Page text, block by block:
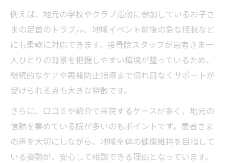
化
接骨院における早期回復の実践方法紹介
接骨院が提案する足首捻挫の早期回復法
施術とリハビリで早期回復を目指す接骨院
の強み
痛みに配慮した接骨院の無理のない施術方
日常復帰を支える接骨院ならではのプラン
例えば、地元の学校やクラブ活動に参加しているお子さ
まの足首のトラブル、地域イベント前後の急な怪我など
にも柔軟に対応できます。接骨院スタッフが患者さま一
人ひとりの背景を把握しやすい環境が整っているため、
継続的なケアや再発防止指導まで切れ目なくサポートが
受けられる点も大きな特徴です。
さらに、口コミや紹介で来院するケースが多く、地元の
信頼を集めている院が多いのもポイントです。患者さま
の声を大切にしながら、地域全体の健康維持を目指して
いる姿勢が、安心して相談できる理由となっています。